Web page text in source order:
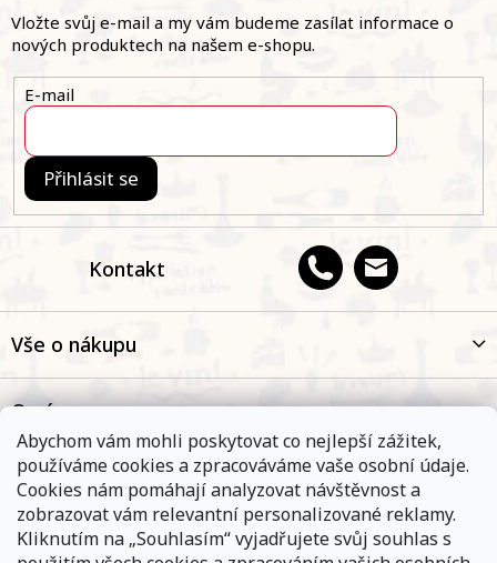
Abychom vám mohli poskytovat co nejlepší zážitek,
používáme cookies a zpracováváme vaše osobní údaje.
Cookies nám pomáhají analyzovat návštěvnost a
zobrazovat vám relevantní personalizované reklamy.
Kliknutím na „Souhlasím“ vyjadřujete svůj souhlas s
a
Kontakt
Vložte svůj e-mail a my vám budeme zasílat informace o
nových produktech na našem e-shopu.
E-mail
Přihlásit se
Vše o nákupu
O nás
Oblíbené kategorie
Kontakt